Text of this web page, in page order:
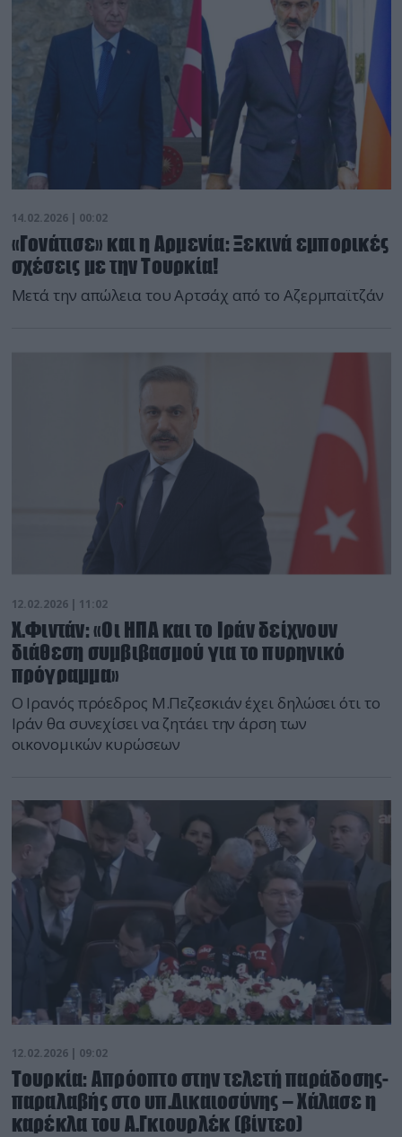
14.02.2026 | 00:02
«Γονάτισε» και η Αρμενία: Ξεκινά εμπορικές
σχέσεις με την Τουρκία!
Μετά την απώλεια του Αρτσάχ από το Αζερμπαϊτζάν
12.02.2026 | 11:02
Χ.Φιντάν: «Οι ΗΠΑ και το Ιράν δείχνουν
διάθεση συμβιβασμού για το πυρηνικό
πρόγραμμα»
Ο Ιρανός πρόεδρος Μ.Πεζεσκιάν έχει δηλώσει ότι το
Ιράν θα συνεχίσει να ζητάει την άρση των
οικονομικών κυρώσεων
12.02.2026 | 09:02
Τουρκία: Απρόοπτο στην τελετή παράδοσης-
παραλαβής στο υπ.Δικαιοσύνης – Χάλασε η
καρέκλα του Α.Γκιουρλέκ (βίντεο)